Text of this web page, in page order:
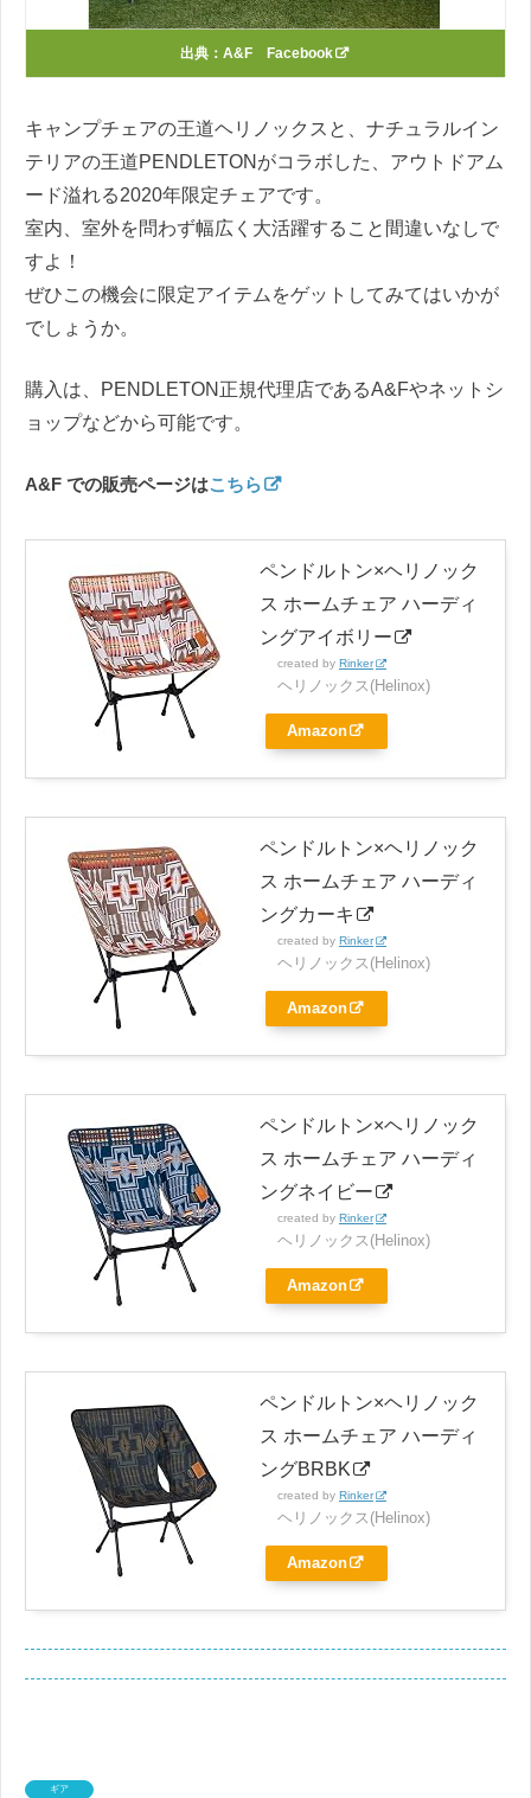
出典： A&F Facebook
キャンプチェアの王道ヘリノックスと、ナチュラルイン
テリアの王道PENDLETONがコラボした、アウトドアム
ード溢れる2020年限定チェアです。
室内、室外を問わず幅広く大活躍すること間違いなしで
すよ！
ぜひこの機会に限定アイテムをゲットしてみてはいかが
でしょうか。
購入は、PENDLETON正規代理店であるA&Fやネットシ
ョップなどから可能です。
A&F での販売ページはこちら
ペンドルトン×ヘリノック
ス ホームチェア ハーディ
ングアイボリー
created by Rinker
ヘリノックス(Helinox)
Amazon
ペンドルトン×ヘリノック
ス ホームチェア ハーディ
ングカーキ
created by Rinker
ヘリノックス(Helinox)
Amazon
ペンドルトン×ヘリノック
ス ホームチェア ハーディ
ングネイビー
created by Rinker
ヘリノックス(Helinox)
Amazon
ペンドルトン×ヘリノック
ス ホームチェア ハーディ
ングBRBK
created by Rinker
ヘリノックス(Helinox)
Amazon
ギア